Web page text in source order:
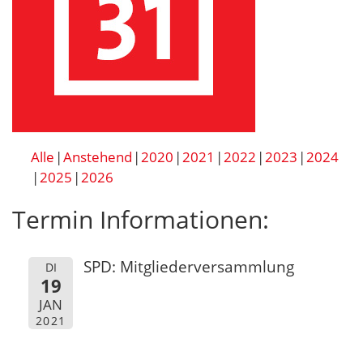
Alle Anstehend 2020 2021 2022 2023 2024
2025 2026
Termin Informationen:
DI
19
JAN
2021
SPD: Mitgliederversammlung